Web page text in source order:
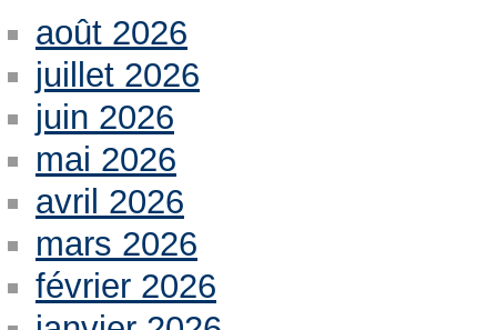
août 2026
juillet 2026
juin 2026
mai 2026
avril 2026
mars 2026
février 2026